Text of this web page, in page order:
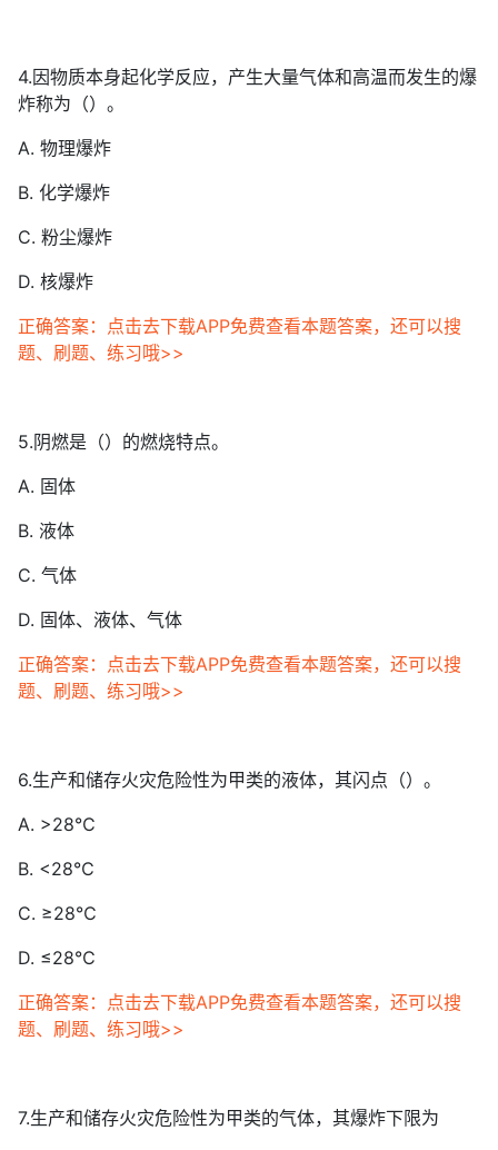
4.因物质本身起化学反应，产生大量气体和高温而发生的爆
炸称为（）。
A. 物理爆炸
B. 化学爆炸
C. 粉尘爆炸
D. 核爆炸
正确答案：点击去下载APP免费查看本题答案，还可以搜
题、刷题、练习哦>>
5.阴燃是（）的燃烧特点。
A. 固体
B. 液体
C. 气体
D. 固体、液体、气体
正确答案：点击去下载APP免费查看本题答案，还可以搜
题、刷题、练习哦>>
6.生产和储存火灾危险性为甲类的液体，其闪点（）。
A. >28℃
B. <28℃
C. ≥28℃
D. ≤28℃
正确答案：点击去下载APP免费查看本题答案，还可以搜
题、刷题、练习哦>>
7.生产和储存火灾危险性为甲类的气体，其爆炸下限为